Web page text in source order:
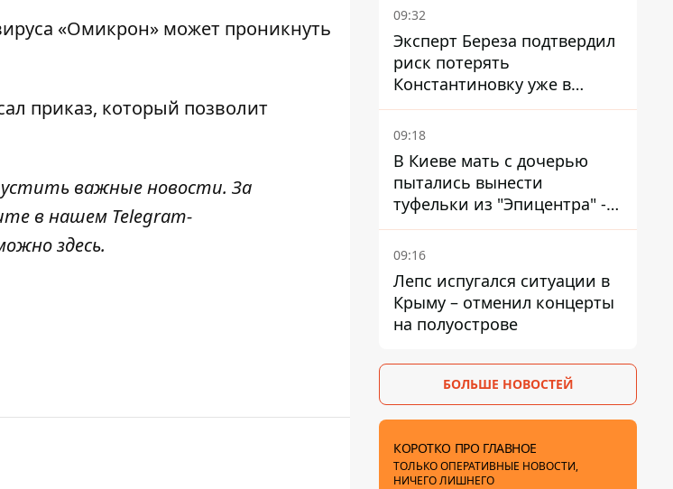
«Омикрон» может проникнуть
приказ, который позволит
важные новости. За
в нашем Telegram-
здесь.
09:32
Эксперт Береза ​​подтвердил
риск потерять
Константиновку уже в
ближайшие месяцы
09:18
В Киеве мать с дочерью
пытались вынести
туфельки из "Эпицентра" -
суд вынес приговор
09:16
Лепс испугался ситуации в
Крыму – отменил концерты
на полуострове
БОЛЬШЕ НОВОСТЕЙ
КОРОТКО ПРО ГЛАВНОЕ
ТОЛЬКО ОПЕРАТИВНЫЕ НОВОСТИ,
НИЧЕГО ЛИШНЕГО